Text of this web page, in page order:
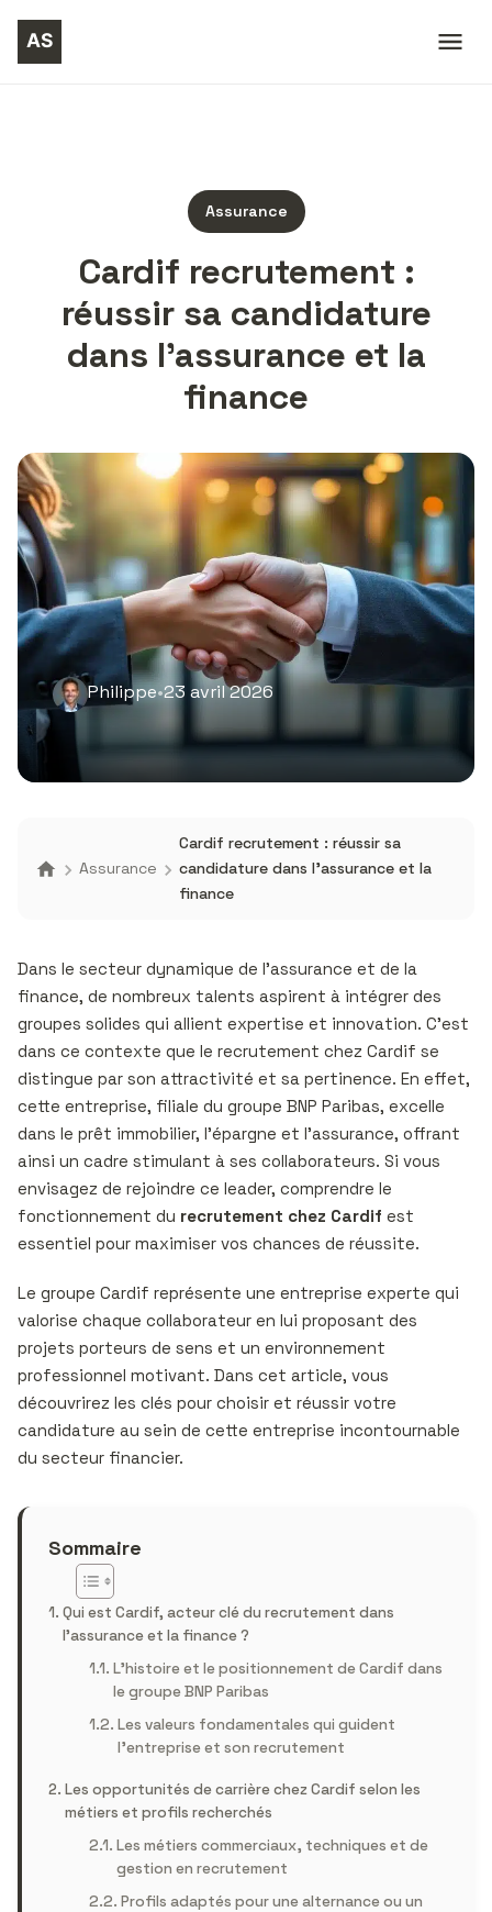
Assurance
Cardif recrutement :
réussir sa candidature
dans l’assurance et la
finance
Philippe•23 avril 2026
Assurance
Cardif recrutement : réussir sa
candidature dans l’assurance et la
finance
Dans le secteur dynamique de l’assurance et de la
finance, de nombreux talents aspirent à intégrer des
groupes solides qui allient expertise et innovation. C’est
dans ce contexte que le recrutement chez Cardif se
distingue par son attractivité et sa pertinence. En effet,
cette entreprise, filiale du groupe BNP Paribas, excelle
dans le prêt immobilier, l’épargne et l’assurance, offrant
ainsi un cadre stimulant à ses collaborateurs. Si vous
envisagez de rejoindre ce leader, comprendre le
fonctionnement du recrutement chez Cardif est
essentiel pour maximiser vos chances de réussite.
Le groupe Cardif représente une entreprise experte qui
valorise chaque collaborateur en lui proposant des
projets porteurs de sens et un environnement
professionnel motivant. Dans cet article, vous
découvrirez les clés pour choisir et réussir votre
candidature au sein de cette entreprise incontournable
du secteur financier.
Sommaire
Qui est Cardif, acteur clé du recrutement dans
l’assurance et la finance ?
L’histoire et le positionnement de Cardif dans
le groupe BNP Paribas
Les valeurs fondamentales qui guident
l’entreprise et son recrutement
Les opportunités de carrière chez Cardif selon les
métiers et profils recherchés
Les métiers commerciaux, techniques et de
gestion en recrutement
Profils adaptés pour une alternance ou un